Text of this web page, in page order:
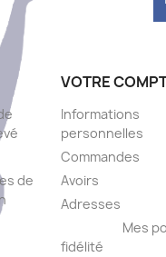
de
VOTRE
Informations
personnelles
Commandes
Avoirs
Adresses
Mes
fidélité